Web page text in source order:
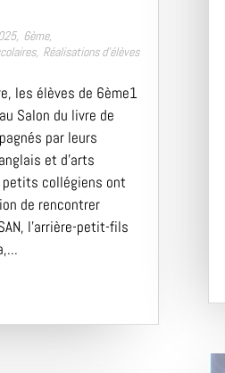
, 6ème,
, Réalisations d’élèves
les élèves de 6ème1
Salon du livre de
par leurs
et d’arts
collégiens ont
de rencontrer
l’arrière-petit-fils